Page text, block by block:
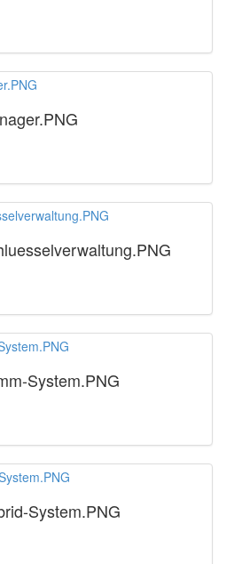
System.PNG
System.PNG